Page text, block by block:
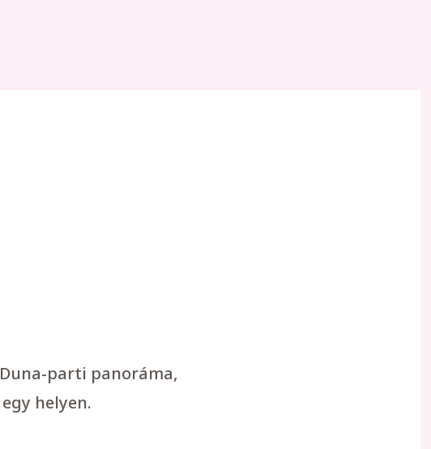
parti panoráma,
helyen.